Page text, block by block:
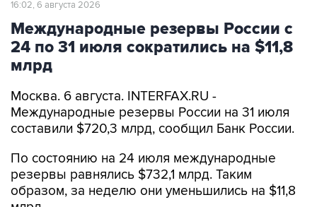
16:02, 6 августа 2026
Международные резервы России с
24 по 31 июля сократились на $11,8
млрд
Москва. 6 августа. INTERFAX.RU -
Международные резервы России на 31 июля
составили $720,3 млрд, сообщил Банк России.
По состоянию на 24 июля международные
резервы равнялись $732,1 млрд. Таким
образом, за неделю они уменьшились на $11,8